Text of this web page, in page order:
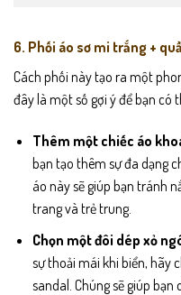
6. Phối áo sơ mi trắng +
Cách phối này tạo ra một
đây là một số gợi ý để bạn có
Thêm một chiếc áo
bạn tạo thêm sự đa dạng
áo này sẽ giúp bạn tránh
trang và trẻ trung.
Chọn một đôi dép xỏ
sự thoải mái khi biển, hãy
sandal. Chúng sẽ giúp